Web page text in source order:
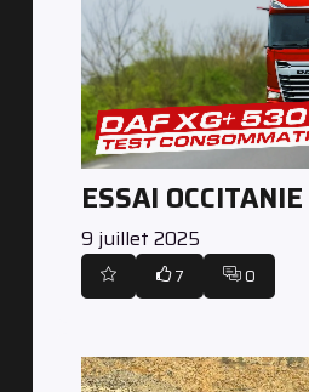
ESSAI
9 juillet 2025
7 0